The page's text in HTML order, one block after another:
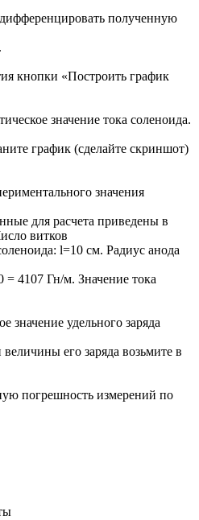
полученную
кнопки «Построить график
значение тока соленоида.
график (сделайте скриншот)
значения
для расчета приведены в
витков
l=10 см. Радиус анода
= 4107 Гн/м. Значение тока
значение удельного заряда
его заряда возьмите в
погрешность измерений по